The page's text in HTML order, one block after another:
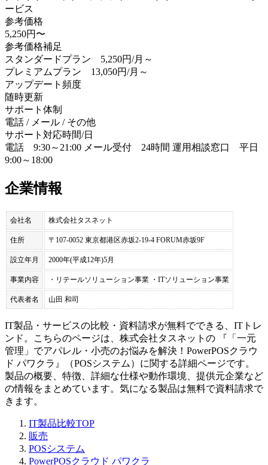
ービス
参考価格
5,250円〜
参考価格補足
スタンダードプラン 5,250円/月～
プレミアムプラン 13,050円/月～
アップデート頻度
随時更新
サポート体制
電話 / メール / その他
サポート対応時間/日
電話 9:30～21:00 メール受付 24時間 運用相談窓口 平日
9:00～18:00
企業情報
会社名 株式会社タスネット
住所 〒107-0052 東京都港区赤坂2-19-4 FORUM赤坂9F
設立年月 2000年(平成12年)5月
事業内容 ・リテールソリューション事業 ・ITソリューション事業
代表者名 山田 和司
IT製品・サービスの比較・資料請求が無料でできる、ITトレ
ンド。こちらのページは、 株式会社タスネット の 『 「一元
管理」でアパレル・小売のお悩みを解決！ PowerPOSクラウ
ド パワクラ 』（POSシステム ）に関する詳細ページです。
製品の概要、特徴、詳細な仕様や動作環境、提供元企業など
の情報をまとめています。気になる製品は無料で資料請求で
きます。
IT製品比較TOP
販売
POSシステム
PowerPOSクラウド パワクラ